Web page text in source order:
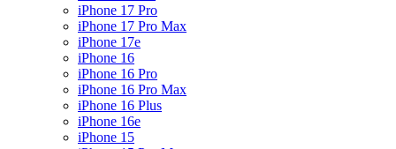
iPhone 17 Pro
iPhone 17 Pro Max
iPhone 17e
iPhone 16
iPhone 16 Pro
iPhone 16 Pro Max
iPhone 16 Plus
iPhone 16e
iPhone 15